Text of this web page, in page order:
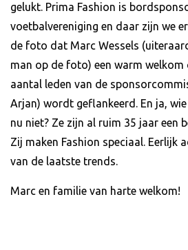
gelukt. Prima Fashion is
voetbalvereniging en daar zijn we
de foto dat Marc Wessels
man op de foto) een warm
aantal leden van de
Arjan) wordt geflankeerd. En ja,
nu niet? Ze zijn al ruim 35 jaar een
Zij maken Fashion speciaal. Eerlijk
van de laatste trends.
Marc en familie van harte welkom!